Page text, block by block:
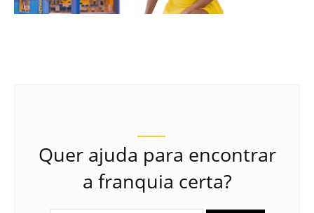
Quer ajuda para encontrar
a franquia certa?